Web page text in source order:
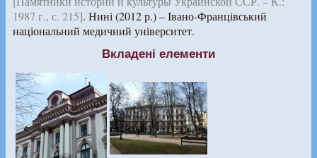
1987 г., с. 215]. Нині (2012 р.) – Івано-Францівський
національний медичний університет.
Вкладені елементи